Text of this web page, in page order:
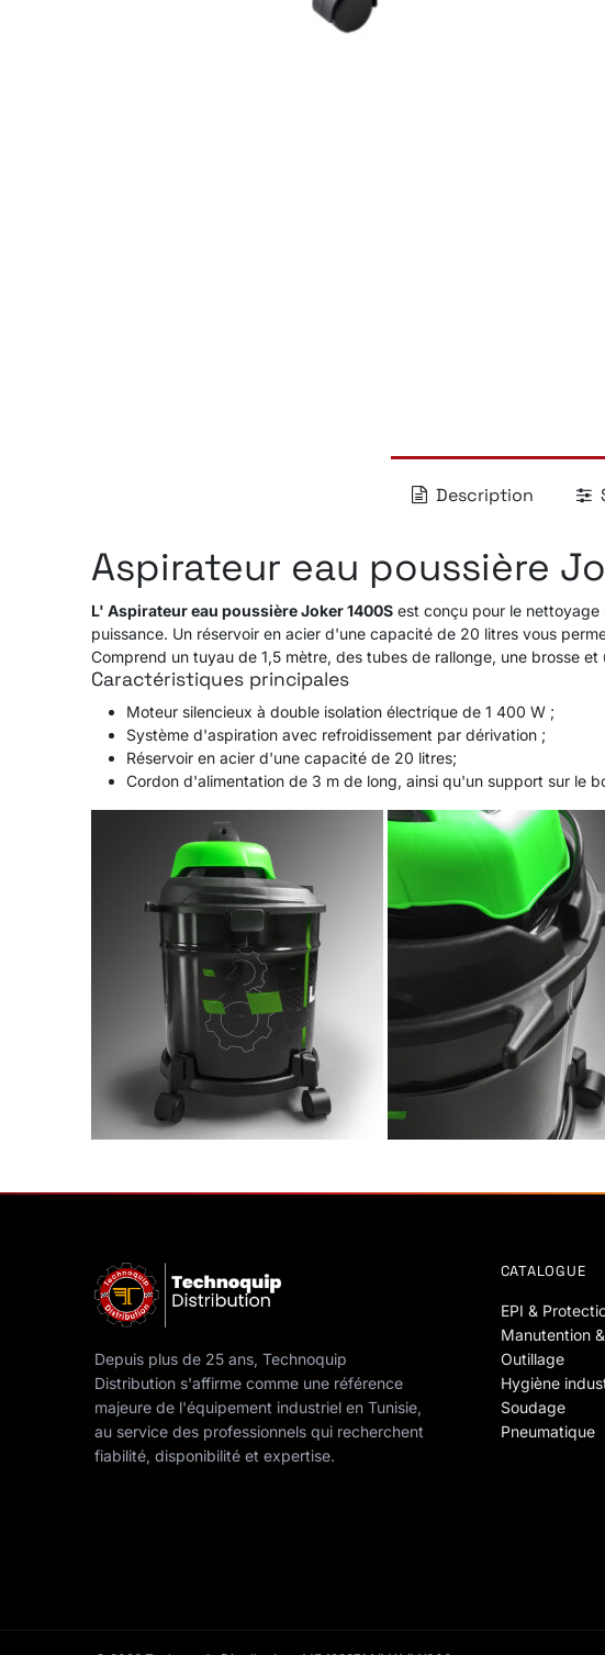
Description
Aspirateur eau poussière
L' Aspirateur eau poussière Joker 1400Sest conçu pour le nettoyage
puissance. Un réservoir en acier d'une capacité de 20 litres vous
Comprend un tuyau de 1,5 mètre, des tubes de rallonge, une brosse
Caractéristiques principales
Moteur silencieux à double isolation électrique de 1 400 W ;
Système d'aspiration avec refroidissement par dérivation ;
Réservoir en acier d'une capacité de 20 litres;
Cordon d'alimentation de 3 m de long, ainsi qu'un support sur le
Depuis plus de 25 ans, Technoquip
Distribution s'affirme comme une référence
majeure de l'équipement industriel en Tunisie,
au service des professionnels qui recherchent
fiabilité, disponibilité et expertise.
CATALOGUE
EPI &
Manutention
Outillage
Hygiène
Soudage
Pneumatique